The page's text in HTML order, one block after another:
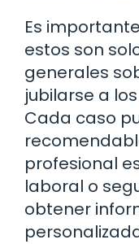
Es
estos son
generales
jubilarse a
Cada caso
profesional
laboral o
obtener